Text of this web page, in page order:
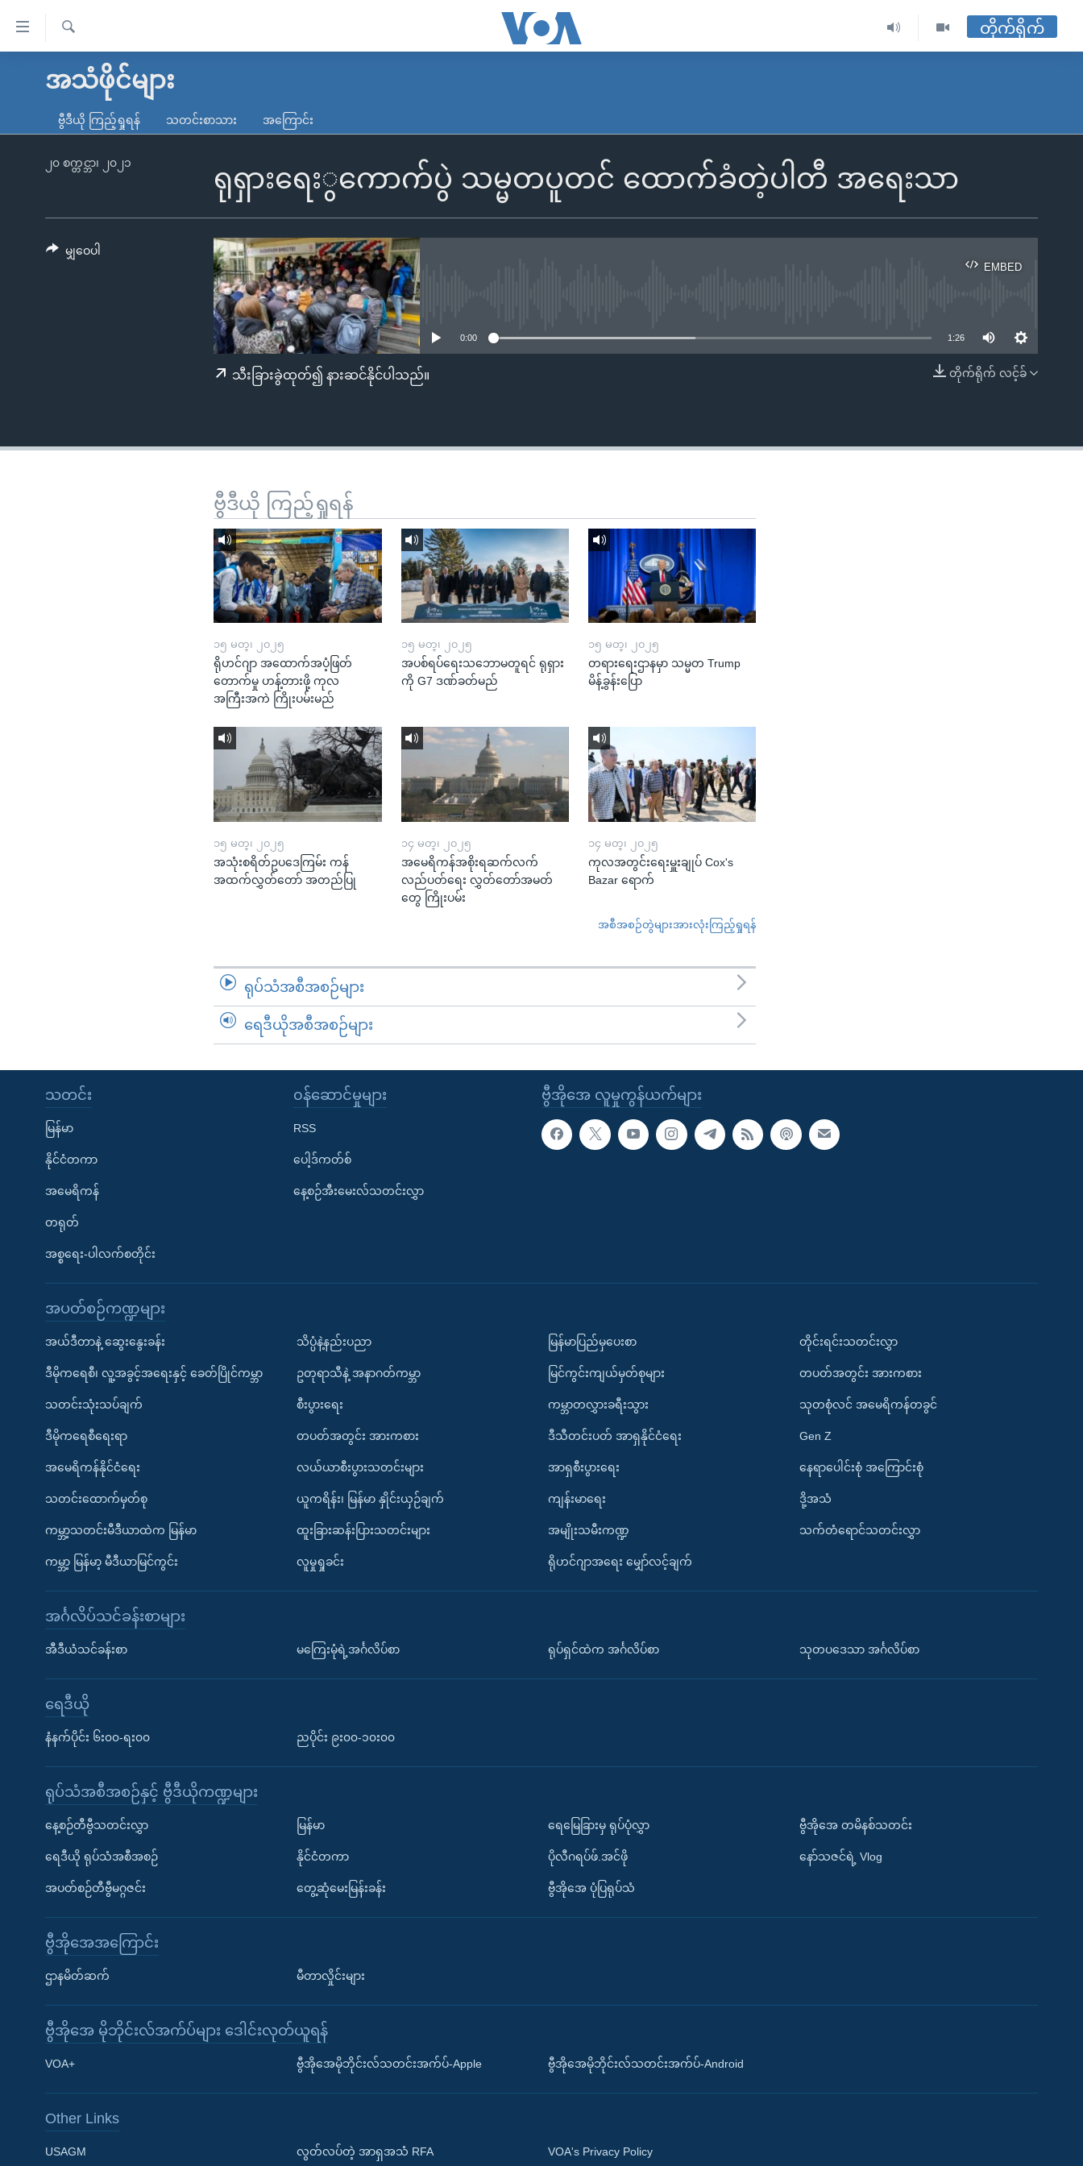
လွယ်ကူ
သည့်
ကျော်
မူလစာမျက်နှာ
ကမ္ဘာ့သတင်းများ
နိုင်ငံတကာ
တရုတ်
အစ္စရေး-ပါလက်စတိုင်း
ရပ်ဝန်းတခု လမ်းတခု အလွန်
အင်္ဂလိပ်စာလေ့လာမယ်
Learning English
ရ
တိုက်ရိုက်
အသံဖိုင်များ
ဗွီဒီယို ကြည့်ရှုရန် သတင်းစာသား အကြောင်း
ရုရှားရေးွကောက်ပွဲ သမ္မတပူတင် ထောက်ခံတဲ့ပါတီ အရေးသာ
၂၀ စက္တင္ဘာ၊ ၂၀၂၁
EMBED
EMBED
0:00 1:26
တိုက်ရိုက် လင့်ခ်
သီးခြားခွဲထုတ်၍ နားဆင်နိုင်ပါသည်။
မျှဝေပါ
ဗွီဒီယို ကြည့်ရှုရန်
၁၅ မတ္၊ ၂၀၂၅
ရိုဟင်ဂျာ အထောက်အပံ့ဖြတ်
တောက်မှု ဟန့်တားဖို့ ကုလ
အကြီးအကဲ ကြိုးပမ်းမည်
၁၅ မတ္၊ ၂၀၂၅
အပစ်ရပ်ရေးသဘောမတူရင် ရုရှား
ကို G7 ဒဏ်ခတ်မည်
၁၅ မတ္၊ ၂၀၂၅
တရားရေးဌာနမှာ သမ္မတ Trump
မိန့်ခွန်းပြော
၁၅ မတ္၊ ၂၀၂၅
အသုံးစရိတ်ဥပဒေကြမ်း ကန်
အထက်လွှတ်တော် အတည်ပြု
၁၄ မတ္၊ ၂၀၂၅
အမေရိကန်အစိုးရဆက်လက်
လည်ပတ်ရေး လွှတ်တော်အမတ်
တွေ ကြိုးပမ်း
၁၄ မတ္၊ ၂၀၂၅
ကုလအတွင်းရေးမှူးချုပ် Cox's
Bazar ရောက်
အစီအစဉ်တွဲများအားလုံးကြည့်ရှုရန်
ရုပ်သံအစီအစဉ်များ
ရေဒီယိုအစီအစဉ်များ
ဗွီအိုအေ လူမှုကွန်ယက်များ
သတင်း
မြန်မာ
နိုင်ငံတကာ
အမေရိကန်
တရုတ်
အစ္စရေး-ပါလက်စတိုင်း
၀န်ဆောင်မှုများ
RSS
ပေါ့ဒ်ကတ်စ်
နေ့စဉ်အီးမေးလ်သတင်းလွှာ
အပတ်စဉ်ကဏ္ဍများ
အယ်ဒီတာနဲ့ ဆွေးနွေးခန်း
ဒီမိုကရေစီ၊ လူ့အခွင့်အရေးနှင့် ခေတ်ပြိုင်ကမ္ဘာ
သတင်းသုံးသပ်ချက်
ဒီမိုကရေစီရေးရာ
အမေရိကန်နိုင်ငံရေး
သတင်းထောက်မှတ်စု
ကမ္ဘာ့သတင်းမီဒီယာထဲက မြန်မာ
ကမ္ဘာ့ မြန်မာ့ မီဒီယာမြင်ကွင်း
သိပ္ပံနဲ့နည်းပညာ
ဥတုရာသီနဲ့ အနာဂတ်ကမ္ဘာ
စီးပွားရေး
တပတ်အတွင်း အားကစား
လယ်ယာစီးပွားသတင်းများ
ယူကရိန်း၊ မြန်မာ နှိုင်းယှဉ်ချက်
ထူးခြားဆန်းပြားသတင်းများ
လူမှုရှုခင်း
မြန်မာပြည်မှပေးစာ
မြင်ကွင်းကျယ်မှတ်စုများ
ကမ္ဘာတလွှားခရီးသွား
ဒီသီတင်းပတ် အာရှနိုင်ငံရေး
အာရှစီးပွားရေး
ကျန်းမာရေး
အမျိုးသမီးကဏ္ဍ
ရိုဟင်ဂျာအရေး မျှော်လင့်ချက်
တိုင်းရင်းသတင်းလွှာ
တပတ်အတွင်း အားကစား
သုတစုံလင် အမေရိကန်တခွင်
Gen Z
နေရာပေါင်းစုံ အကြောင်းစုံ
ဒို့အသံ
သက်တံရောင်သတင်းလွှာ
အင်္ဂလိပ်သင်ခန်းစာများ
အီဒီယံသင်ခန်းစာ မကြေးမုံရဲ့အင်္ဂလိပ်စာ ရုပ်ရှင်ထဲက အင်္ဂလိပ်စာ သုတပဒေသာ အင်္ဂလိပ်စာ
ရေဒီယို
နံနက်ပိုင်း ၆း၀၀-ရး၀၀ ညပိုင်း ၉း၀၀-၁၀း၀၀
ရုပ်သံအစီအစဉ်နှင့် ဗွီဒီယိုကဏ္ဍများ
နေ့စဉ်တီဗွီသတင်းလွှာ
ရေဒီယို ရုပ်သံအစီအစဉ်
အပတ်စဉ်တီဗွီမဂ္ဂဇင်း
မြန်မာ
နိုင်ငံတကာ
တွေ့ဆုံမေးမြန်းခန်း
ရေမြေခြားမှ ရုပ်ပုံလွှာ
ပိုလီဂရပ်ဖ်.အင်ဖို
ဗွီအိုအေ ပုံပြရုပ်သံ
ဗွီအိုအေ တမိနစ်သတင်း
နော်သဇင်ရဲ့ Vlog
ဗွီအိုအေအကြောင်း
ဌာနမိတ်ဆက် မီတာလှိုင်းများ
ဗွီအိုအေ မိုဘိုင်းလ်အက်ပ်များ ဒေါင်းလုတ်ယူရန်
VOA+ ဗွီအိုအေမိုဘိုင်းလ်သတင်းအက်ပ်-Apple ဗွီအိုအေမိုဘိုင်းလ်သတင်းအက်ပ်-Android
Other Links
USAGM လွတ်လပ်တဲ့ အာရှအသံ RFA VOA's Privacy Policy